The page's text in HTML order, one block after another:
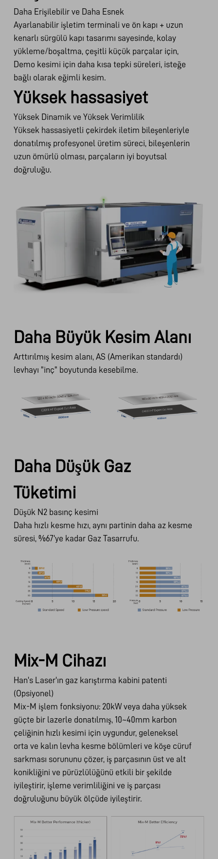
Daha Erişilebilir ve Daha Esnek
Ayarlanabilir işletim terminali ve ön kapı + uzun
kenarlı sürgülü kapı tasarımı sayesinde, kolay
yükleme/boşaltma, çeşitli küçük parçalar için,
Demo kesimi için daha kısa tepki süreleri, isteğe
bağlı olarak eğimli kesim.
Yüksek hassasiyet
Yüksek Dinamik ve Yüksek Verimlilik
Yüksek hassasiyetli çekirdek iletim bileşenleriyle
donatılmış profesyonel üretim süreci, bileşenlerin
uzun ömürlü olması, parçaların iyi boyutsal
doğruluğu.
Daha Büyük Kesim Alanı
Arttırılmış kesim alanı, AS (Amerikan standardı)
levhayı "inç" boyutunda kesebilme.
Daha Düşük Gaz
Tüketimi
Düşük N2 basınç kesimi
Daha hızlı kesme hızı, aynı partinin daha az kesme
süresi, %67'ye kadar Gaz Tasarrufu.
Mix-M Cihazı
Han's Laser'ın gaz karıştırma kabini patenti
(Opsiyonel)
Mix-M işlem fonksiyonu: 20kW veya daha yüksek
güçte bir lazerle donatılmış, 10~40mm karbon
çeliğinin hızlı kesimi için uygundur, geleneksel
orta ve kalın levha kesme bölümleri ve köşe cüruf
sarkması sorununu çözer, iş parçasının üst ve alt
konikliğini ve pürüzlülüğünü etkili bir şekilde
iyileştirir, işleme verimliliğini ve iş parçası
doğruluğunu büyük ölçüde iyileştirir.